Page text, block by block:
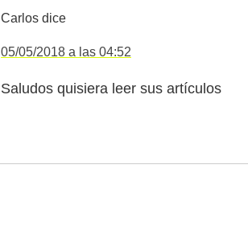
Carlos dice
05/05/2018 a las 04:52
Saludos quisiera leer sus artículos